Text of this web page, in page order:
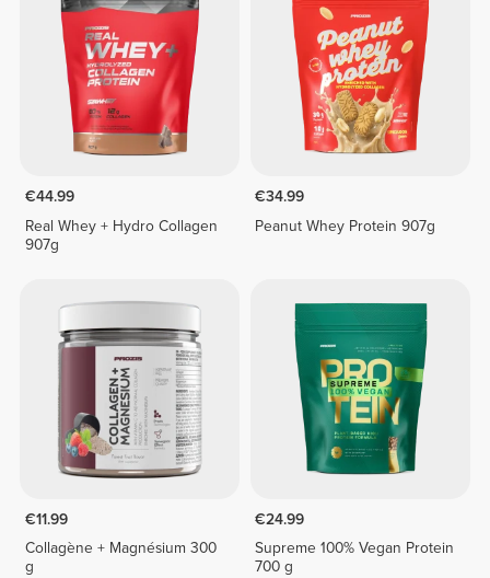
€44.99
Real Whey + Hydro Collagen
907g
€34.99
Peanut Whey Protein 907g
€11.99
Collagène + Magnésium 300
g
€24.99
Supreme 100% Vegan Protein
700 g